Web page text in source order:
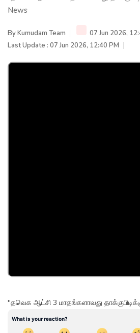
News
ByKumudam Team
07 Jun 2026,
Last Update : 07 Jun 2026, 12:40 PM
''தவெக ஆட்சி 3 மாதங்களாவது